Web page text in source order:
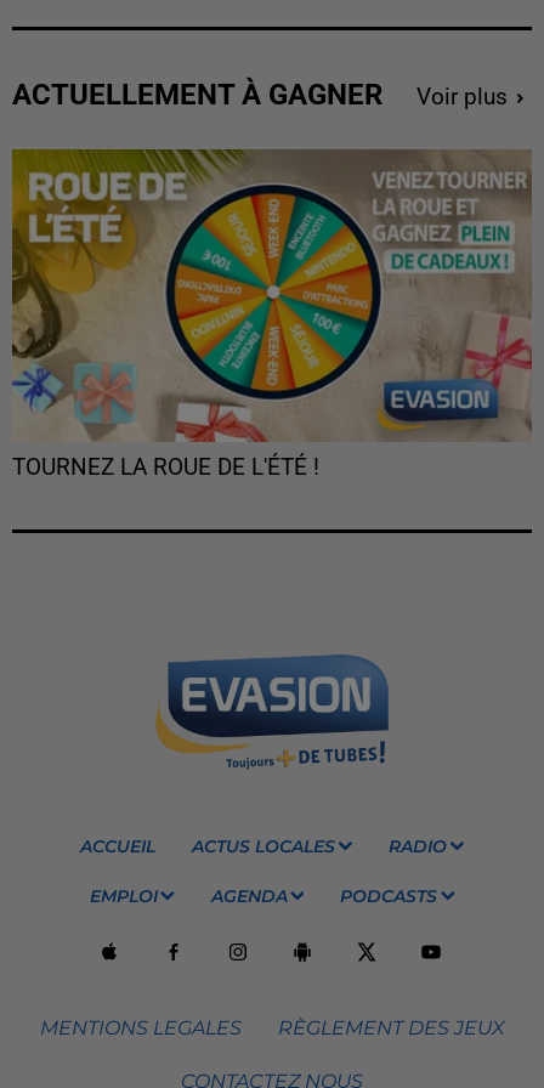
ACTUELLEMENT À GAGNER Voir plus
TOURNEZ LA ROUE DE L'ÉTÉ !
ACCUEIL ACTUS LOCALES RADIO
EMPLOI AGENDA PODCASTS
MENTIONS LEGALES RÈGLEMENT DES JEUX
CONTACTEZ NOUS